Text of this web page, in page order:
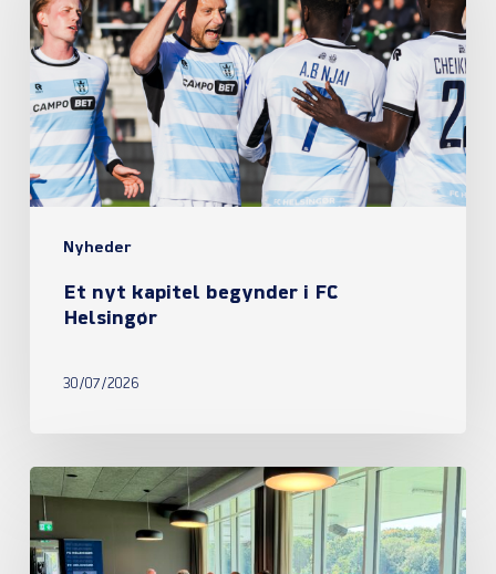
Nyheder
begynder
FC
Helsingør
Et nyt kapitel begynder i FC
Helsingør
30/07/2026
Referat
fra
ordinær